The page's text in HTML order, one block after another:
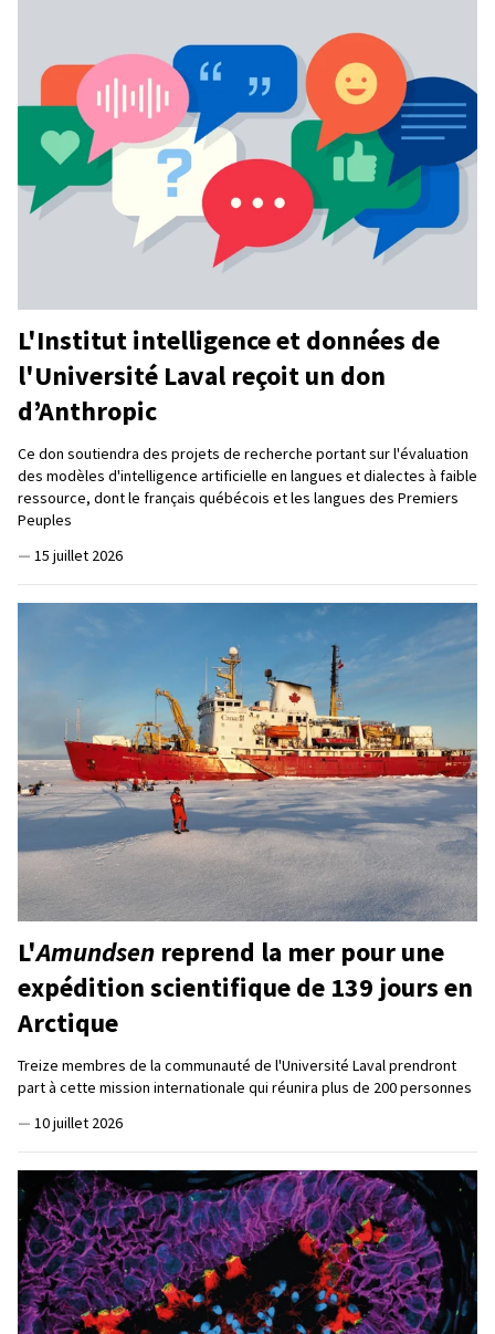
L'Institut intelligence et données de
l'Université Laval reçoit un don
d’Anthropic
Ce don soutiendra des projets de recherche portant sur l'évaluation
des modèles d'intelligence artificielle en langues et dialectes à faible
ressource, dont le français québécois et les langues des Premiers
Peuples
— 15 juillet 2026
L'Amundsen reprend la mer pour une
expédition scientifique de 139 jours en
Arctique
Treize membres de la communauté de l'Université Laval prendront
part à cette mission internationale qui réunira plus de 200 personnes
— 10 juillet 2026